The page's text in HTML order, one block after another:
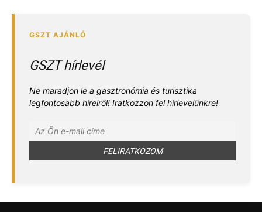
GSZT hírlevél
Ne maradjon le a gasztronómia és turisztika
legfontosabb híreiről! Iratkozzon fel hírlevelünkre!